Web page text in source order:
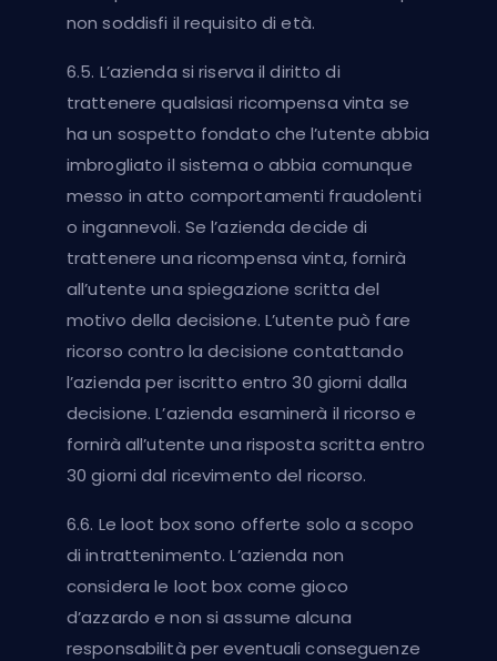
non soddisfi il requisito di età.
6.5. L’azienda si riserva il diritto di
trattenere qualsiasi ricompensa vinta se
ha un sospetto fondato che l’utente abbia
imbrogliato il sistema o abbia comunque
messo in atto comportamenti fraudolenti
o ingannevoli. Se l’azienda decide di
trattenere una ricompensa vinta, fornirà
all’utente una spiegazione scritta del
motivo della decisione. L’utente può fare
ricorso contro la decisione contattando
l’azienda per iscritto entro 30 giorni dalla
decisione. L’azienda esaminerà il ricorso e
fornirà all’utente una risposta scritta entro
30 giorni dal ricevimento del ricorso.
6.6. Le loot box sono offerte solo a scopo
di intrattenimento. L’azienda non
considera le loot box come gioco
d’azzardo e non si assume alcuna
responsabilità per eventuali conseguenze